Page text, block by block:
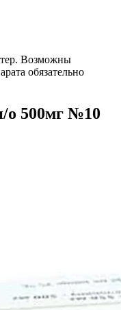
Возможны
обязательно
о 500мг №10